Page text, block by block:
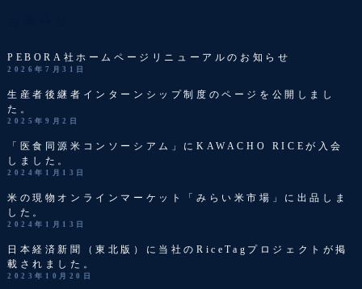
PEBORA社ホームページリニューアルのお知らせ
2026年7月31日
生産者後継者インターンシップ制度のページを公開しまし
た。
2025年9月2日
「医食同源米コンソーシアム」にKAWACHO RICEが入会
しました。
2024年1月13日
米の現物オンラインマーケット「みらい米市場」に出品しま
した。
2024年1月13日
日本経済新聞（東北版）に当社のRiceTagプロジェクトが掲
載されました。
2023年10月20日